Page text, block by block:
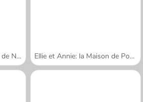
Couple parfait : vacances de Noël Ellie et Annie: la Maison de Poupées